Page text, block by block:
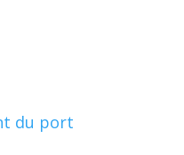
du port